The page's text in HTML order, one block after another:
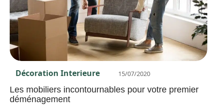
Décoration Interieure 15/07/2020
Les mobiliers incontournables pour votre premier
déménagement